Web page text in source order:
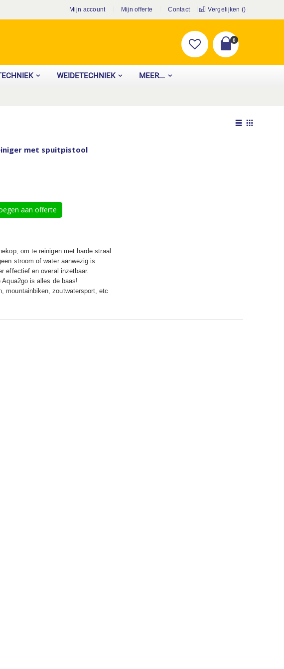
Mijn account Mijn offerte Contact Vergelijken ()
Cart
0producten
WEIDETECHNIEK MEER...
Tonen
met spuitpistool
aan offerte
om te reinigen met harde straal
stroom of water aanwezig is
effectief en overal inzetbaar.
is alles de baas!
mountainbiken, zoutwatersport, etc